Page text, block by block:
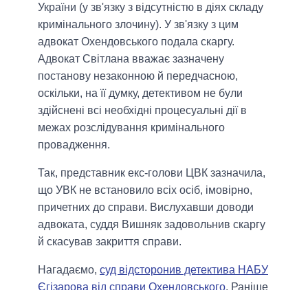
України (у зв'язку з відсутністю в діях складу
кримінального злочину). У зв'язку з цим
адвокат Охендовського подала скаргу.
Адвокат Світлана вважає зазначену
постанову незаконною й передчасною,
оскільки, на її думку, детективом не були
здійснені всі необхідні процесуальні дії в
межах розслідування кримінального
провадження.
Так, представник екс-голови ЦВК зазначила,
що УВК не встановило всіх осіб, імовірно,
причетних до справи. Вислухавши доводи
адвоката, суддя Вишняк задовольнив скаргу
й скасував закриття справи.
Нагадаємо, суд відсторонив детектива НАБУ
Єгізарова від справи Охендовського. Раніше